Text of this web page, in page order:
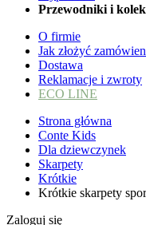
Przewodniki i
O firmie
Jak złożyć
Dostawa
Reklamacje i zwroty
ECO LINE
Strona główna
Conte Kids
Dla dziewczynek
Skarpety
Krótkie
Krótkie skarpety
Zaloguj się